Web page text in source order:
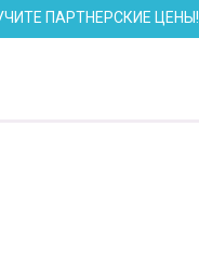
ПАРТНЕРСКИЕ ЦЕНЫ!